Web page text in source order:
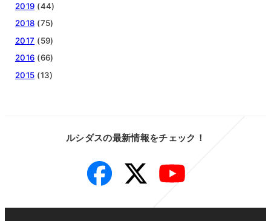
2019 (44)
2018 (75)
2017 (59)
2016 (66)
2015 (13)
ルシダスの最新情報をチェック！
Facebook Twitter YouTube